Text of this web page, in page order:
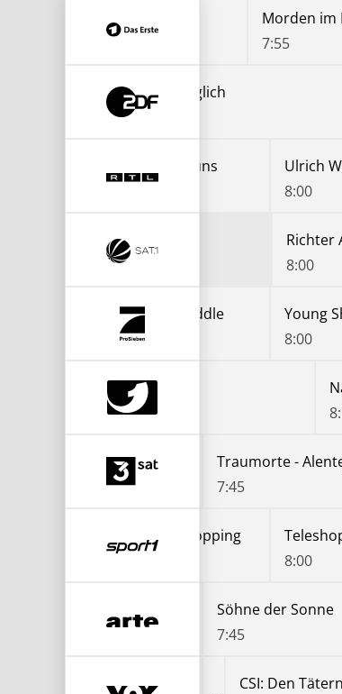
Hubert ohne Staller
Morden im
7:55
Volle Kanne - Service täglich
Unter uns
Ulrich
8:00
Richter
8:00
The Middle
8:00
Traumorte -
7:45
Teleshopping
8:00
Söhne der Sonne
7:45
CSI: Den